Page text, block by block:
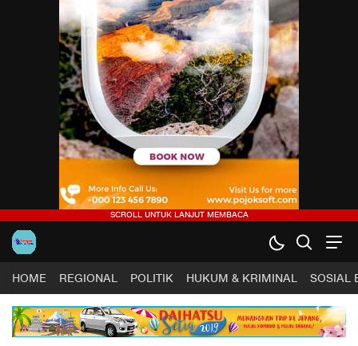
HOME REGIONAL POLITIK HUKUM & KRIMINAL SOSIAL